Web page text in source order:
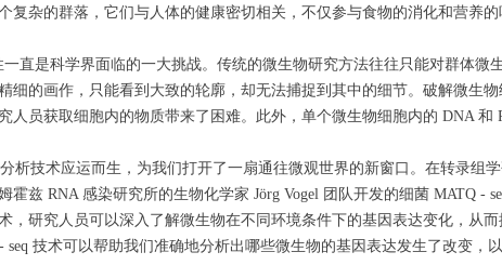
复杂的群落，它们与人体的健康密切相关，不仅参与食物的消化和营养
是科学界面临的一大挑战。传统的微生物研究方法往往只能对群体微
细的画作，只能看到大致的轮廓，却无法捕捉到其中的细节。破解微生
人员获取细胞内的物质带来了困难。此外，单个微生物细胞内的 DNA 和
技术应运而生，为我们打开了一扇通往微观世界的新窗口。在转录组
兹 RNA 感染研究所的生物化学家 Jörg Vogel 团队开发的细菌 MATQ -
，研究人员可以深入了解微生物在不同环境条件下的基因表达变化，从
技术可以帮助我们准确地分析出哪些微生物的基因表达发生了改变，